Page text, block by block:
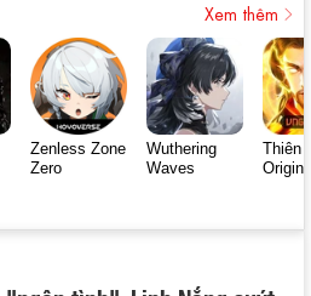
Xem thêm
Zenless Zone
Zero
Wuthering
Waves
Thiên
Origin